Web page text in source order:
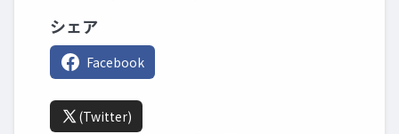
シェア
Facebook
(Twitter)